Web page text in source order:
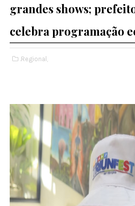
grandes shows;
celebra programação
.Regional,